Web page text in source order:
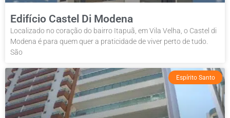
Edifício Castel Di Modena
Localizado no coração do bairro Itapuã, em Vila Velha, o Castel di
Modena é para quem quer a praticidade de viver perto de tudo.
São
Espírito Santo